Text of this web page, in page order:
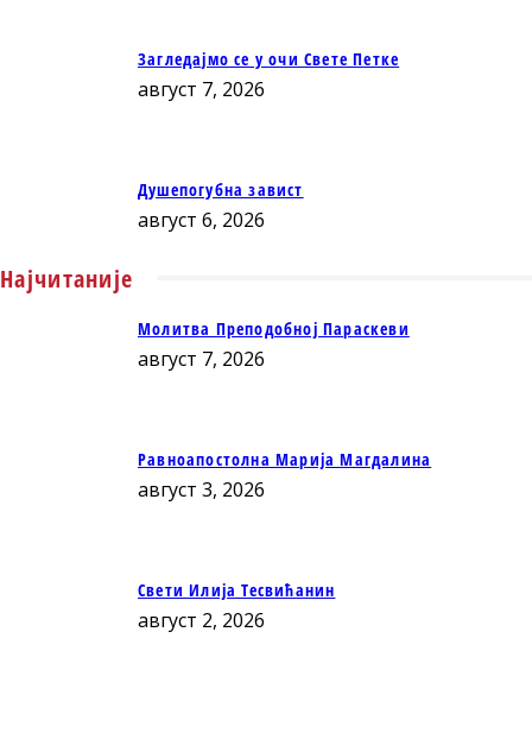
Загледајмо се у очи Свете Петке
август 7, 2026
Душепогубна завист
август 6, 2026
Најчитаније
Молитва Преподобној Параскеви
август 7, 2026
Равноапостолна Марија Магдалина
август 3, 2026
Свети Илија Тесвићанин
август 2, 2026